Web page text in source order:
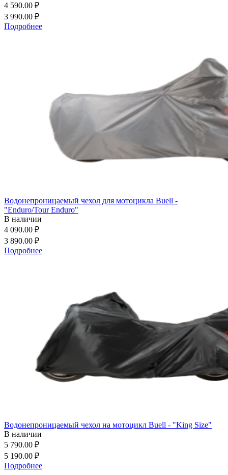
4 590.00 ₽
3 990.00 ₽
Подробнее
Водонепроницаемый чехол для мотоцикла Buell -
"Enduro/Tour Enduro"
В наличии
4 090.00 ₽
3 890.00 ₽
Подробнее
Водонепроницаемый чехол на мотоцикл Buell - "King Size"
В наличии
5 790.00 ₽
5 190.00 ₽
Подробнее